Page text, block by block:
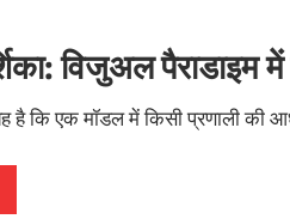
विजुअल
कि एक मॉडल में किसी प्रणाली की